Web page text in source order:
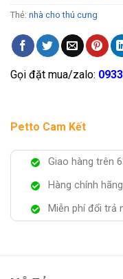
Thẻ: nhà cho thú cưng
Gọi đặt mua/zalo:
Petto Cam Kết
Giao hàng trên
Hàng chính hãng
Miễn phí đổi trả